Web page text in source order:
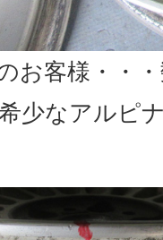
お客様・・
少なアルピナ